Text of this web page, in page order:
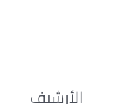
الأرشيف